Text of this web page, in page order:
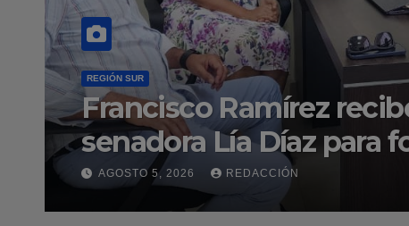
ENTRETENIMIENTO
Acroarte evaluará
ruta al Premios
AGOSTO 5, 2026 REDACCIÓN